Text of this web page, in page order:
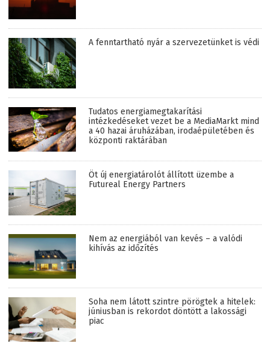
A fenntartható nyár a szervezetünket is védi
Tudatos energiamegtakarítási
intézkedéseket vezet be a MediaMarkt mind
a 40 hazai áruházában, irodaépületében és
központi raktárában
Öt új energiatárolót állított üzembe a
Futureal Energy Partners
Nem az energiából van kevés – a valódi
kihívás az időzítés
Soha nem látott szintre pörögtek a hitelek:
júniusban is rekordot döntött a lakossági
piac